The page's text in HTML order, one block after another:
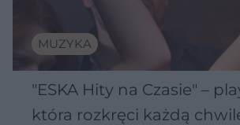
MUZYKA
"ESKA Hity na Czasie" –
która rozkręci każdą